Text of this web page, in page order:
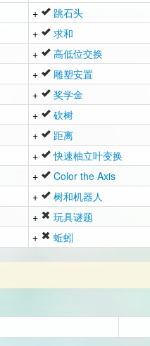
+ 跳石头
+ 求和
+ 高低位交换
+ 雕塑安置
+ 奖学金
+ 砍树
+ 距离
+ 快速柚立叶变换
+ Color the Axis
+ 树和机器人
+ 玩具谜题
+ 蚯蚓